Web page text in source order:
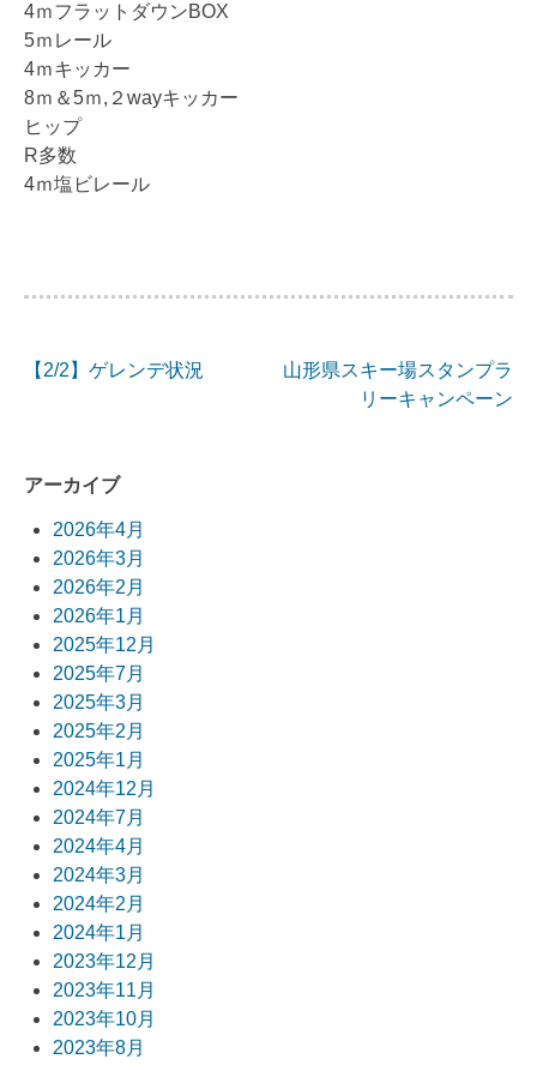
4ｍフラットダウンBOX
5ｍレール
4ｍキッカー
8ｍ＆5ｍ,２wayキッカー
ヒップ
R多数
4ｍ塩ビレール
ナ
ビ
ゲ
ー
シ
ョ
ン
【2/2】ゲレンデ状況
山形県スキー場スタンプラ
リーキャンペーン
アーカイブ
2026年4月
2026年3月
2026年2月
2026年1月
2025年12月
2025年7月
2025年3月
2025年2月
2025年1月
2024年12月
2024年7月
2024年4月
2024年3月
2024年2月
2024年1月
2023年12月
2023年11月
2023年10月
2023年8月